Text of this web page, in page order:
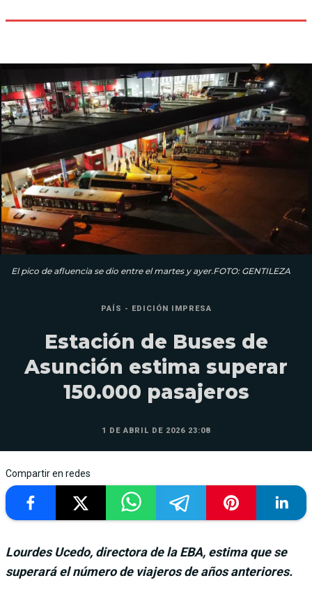
El pico de afluencia se dio entre el martes y ayer.FOTO: GENTILEZA
PAÍS - EDICIÓN IMPRESA
Estación de Buses de
Asunción estima superar
150.000 pasajeros
1 DE ABRIL DE 2026 23:08
Compartir en redes
Lourdes Ucedo, directora de la EBA, estima que se
superará el número de viajeros de años anteriores.